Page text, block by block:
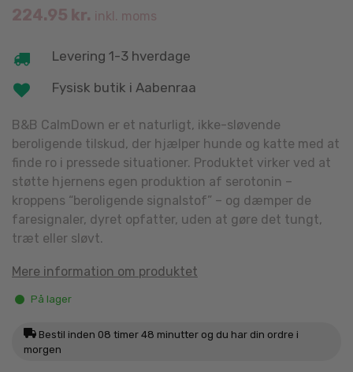
224.95 kr. inkl. moms
Levering 1-3 hverdage
Fysisk butik i Aabenraa
B&B CalmDown er et naturligt, ikke-sløvende
beroligende tilskud, der hjælper hunde og katte med at
finde ro i pressede situationer. Produktet virker ved at
støtte hjernens egen produktion af serotonin –
kroppens “beroligende signalstof” – og dæmper de
faresignaler, dyret opfatter, uden at gøre det tungt,
træt eller sløvt.
Mere information om produktet
På lager
Bestil inden 08 timer 48 minutter og du har din ordre i
morgen